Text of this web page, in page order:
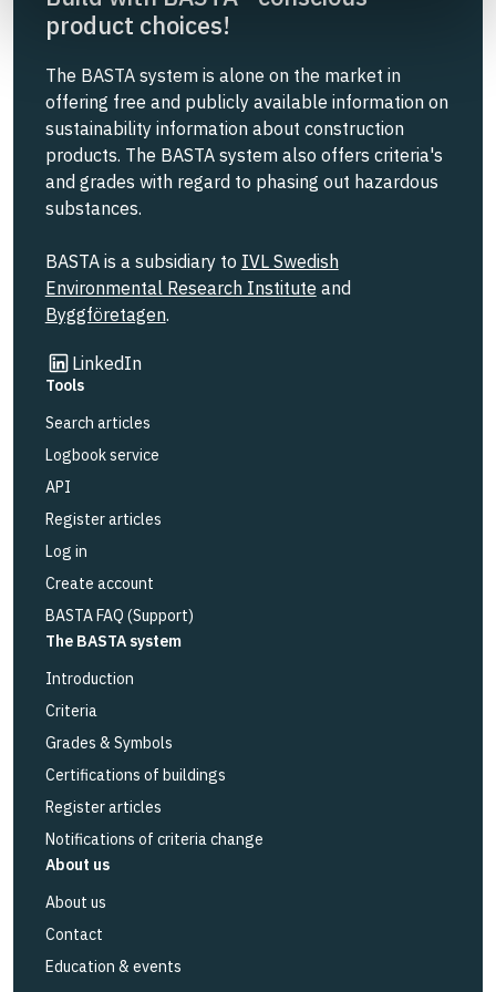
product choices!
The BASTA system is alone on the market in
offering free and publicly available information on
sustainability information about construction
products. The BASTA system also offers criteria's
and grades with regard to phasing out hazardous
substances.
BASTA is a subsidiary to IVL Swedish
Environmental Research Institute and
Byggföretagen.
LinkedIn
Link to other website
Tools
Search articles
Logbook service
API
Register articles
Log in
Create account
BASTA FAQ (Support)
The BASTA system
Introduction
Criteria
Grades & Symbols
Certifications of buildings
Register articles
Notifications of criteria change
About us
About us
Contact
Education & events